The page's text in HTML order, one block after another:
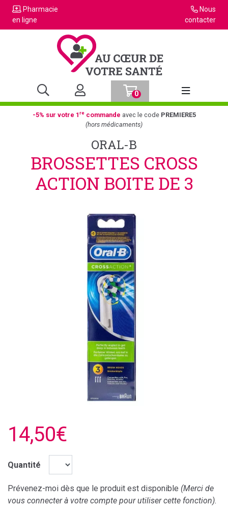
Pharmacie
en ligne
Nous
contacter
0
Afficher la
-5% sur votre 1recommande avec le code PREMIERE5
(hors médicaments)
ORAL-B
BROSSETTES CROSS
ACTION BOITE DE 3
14,50€
Quantité
Prévenez-moi dès que le produit est disponible (Merci de
vous connecter à votre compte pour utiliser cette fonction).